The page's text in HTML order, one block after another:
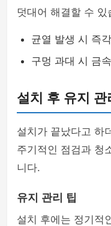
덧대어 해결할 수 있
균열 발생 시 즉
구멍 과대 시 금
설치 후 유지 관
설치가 끝났다고 하
주기적인 점검과 청
니다.
유지 관리 팁
설치 후에는 정기적